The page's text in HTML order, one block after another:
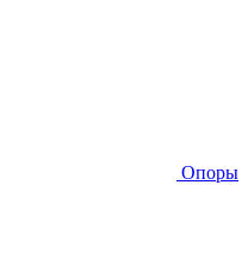
Опоры